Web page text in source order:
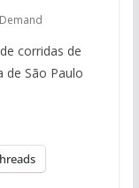
corridas de
de São Paulo